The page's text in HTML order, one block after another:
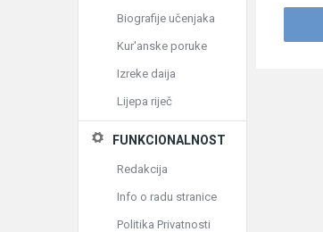
Biografije učenjaka
Kur'anske poruke
Izreke daija
Lijepa riječ
FUNKCIONALNOST
Redakcija
Info o radu stranice
Politika Privatnosti